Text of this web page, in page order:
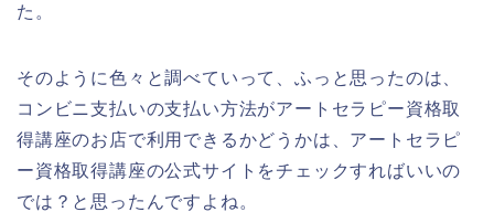
た。
そのように色々と調べていって、ふっと思ったのは、
コンビニ支払いの支払い方法がアートセラピー資格取
得講座のお店で利用できるかどうかは、アートセラピ
ー資格取得講座の公式サイトをチェックすればいいの
では？と思ったんですよね。